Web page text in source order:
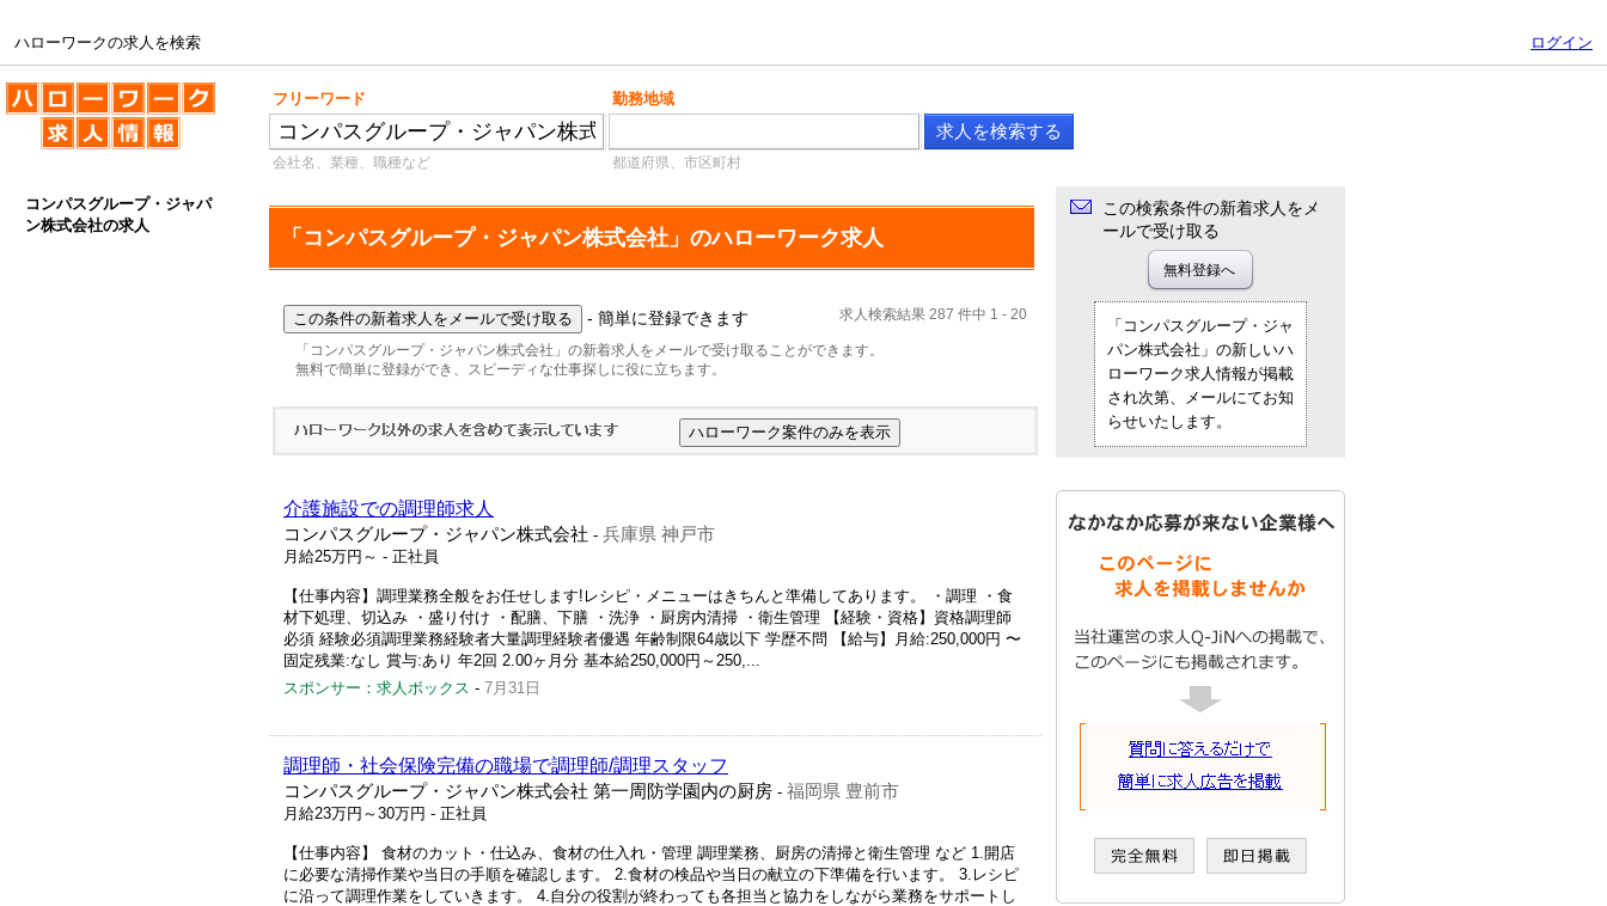
ハローワークの求人を検索 ログイン
ハローワークの求人を検索 フリーワード 勤務地域
会社名、業種、職種など 都道府県、市区町村
コンパスグループ・ジャパ
ン株式会社の求人
「コンパスグループ・ジャパン株式会社」のハローワーク求人
求人検索結果 287 件中 1 - 20
- 簡単に登録できます
「コンパスグループ・ジャパン株式会社」の新着求人をメールで受け取ることができます。
無料で簡単に登録ができ、スピーディな仕事探しに役に立ちます。
介護施設での調理師求人
コンパスグループ・ジャパン株式会社 - 兵庫県 神戸市
月給25万円～ - 正社員
【仕事内容】調理業務全般をお任せします!レシピ・メニューはきちんと準備してあります。 ・調理 ・食
材下処理、切込み ・盛り付け ・配膳、下膳 ・洗浄 ・厨房内清掃 ・衛生管理 【経験・資格】資格調理師
必須 経験必須調理業務経験者大量調理経験者優遇 年齢制限64歳以下 学歴不問 【給与】月給:250,000円 〜
固定残業:なし 賞与:あり 年2回 2.00ヶ月分 基本給250,000円～250,...
スポンサー：求人ボックス - 7月31日
調理師・社会保険完備の職場で調理師/調理スタッフ
コンパスグループ・ジャパン株式会社 第一周防学園内の厨房 - 福岡県 豊前市
月給23万円～30万円 - 正社員
【仕事内容】 食材のカット・仕込み、食材の仕入れ・管理 調理業務、厨房の清掃と衛生管理 など 1.開店
に必要な清掃作業や当日の手順を確認します。 2.食材の検品や当日の献立の下準備を行います。 3.レシピ
に沿って調理作業をしていきます。 4.自分の役割が終わっても各担当と協力をしながら業務をサポートし
この検索条件の新着求人をメ
ールで受け取る
「コンパスグループ・ジャ
パン株式会社」の新しいハ
ローワーク求人情報が掲載
され次第、メールにてお知
らせいたします。